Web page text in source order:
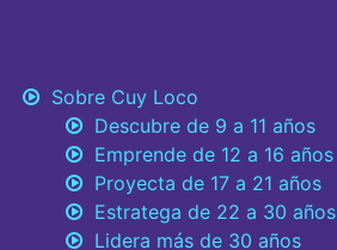
Sobre Cuy Loco
Descubre de 9 a 11 años
Emprende de 12 a 16 años
Proyecta de 17 a 21 años
Estratega de 22 a 30 años
Lidera más de 30 años